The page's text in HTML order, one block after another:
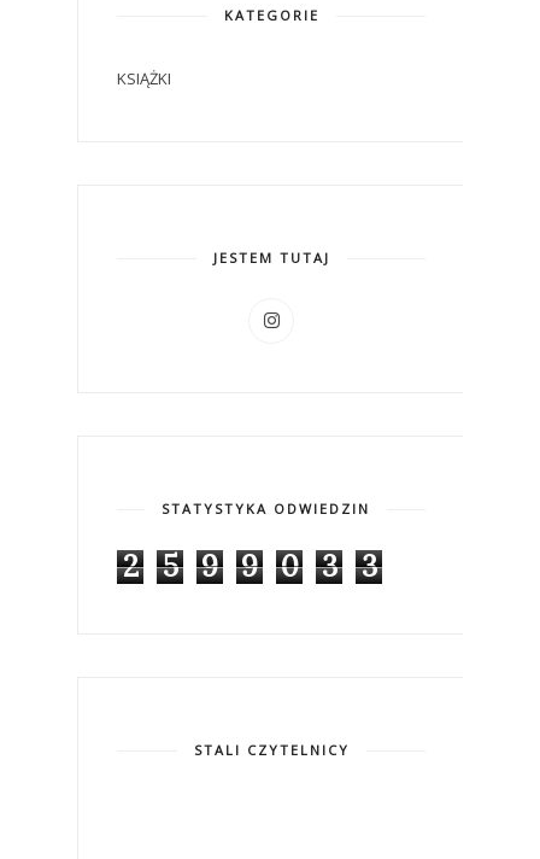
KATEGORIE
KSIĄŻKI
JESTEM TUTAJ
STATYSTYKA ODWIEDZIN
2 5 9 9 0 3 3
STALI CZYTELNICY